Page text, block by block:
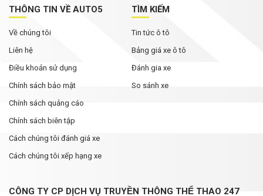
THÔNG TIN VỀ AUTO5
Về chúng tôi
Liên hệ
Điều khoản sử dụng
Chính sách bảo mật
Chính sách quảng cáo
Chính sách biên tập
Cách chúng tôi đánh giá xe
Cách chúng tôi xếp hạng xe
TÌM KIẾM
Tin tức ô tô
Bảng giá xe ô tô
Đánh gia xe
So sánh xe
CÔNG TY CP DỊCH VỤ TRUYỀN THÔNG THỂ THAO 247